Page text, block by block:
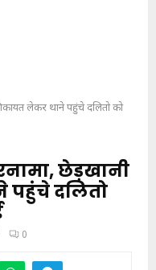
लेकर थाने पहुंचे दलितो को
छेड़खानी
पहुंचे दलितो
0